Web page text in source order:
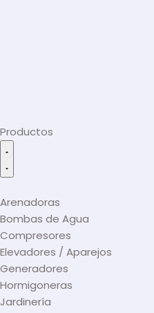
Productos
Arenadoras
Bombas de Agua
Compresores
Elevadores / Aparejos
Generadores
Hormigoneras
Jardinería